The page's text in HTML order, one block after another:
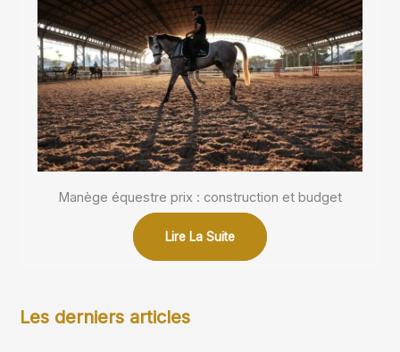
Manège équestre prix : construction et budget
Lire La Suite
Les derniers articles